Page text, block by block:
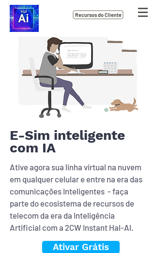
Recursos do Cliente
E-Sim inteligente
com IA
Ative agora sua linha virtual na nuvem
em qualquer celular e entre na era das
comunicações Inteligentes - faça
parte do ecosistema de recursos de
telecom da era da Inteligência
Artificial com a 2CW Instant Hal-AI.
Ativar Grátis